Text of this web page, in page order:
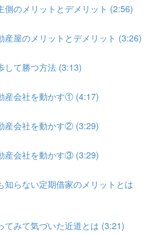
のメリットとデメリット (2:56)
屋のメリットとデメリット (3:26)
て勝つ方法 (3:13)
会社を動かす① (4:17)
会社を動かす② (3:29)
会社を動かす③ (3:29)
らない定期借家のメリットとは
みて気づいた近道とは (3:21)